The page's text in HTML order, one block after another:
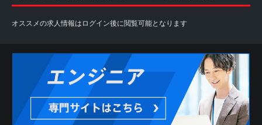
オススメの求人情報はログイン後に閲覧可能となります